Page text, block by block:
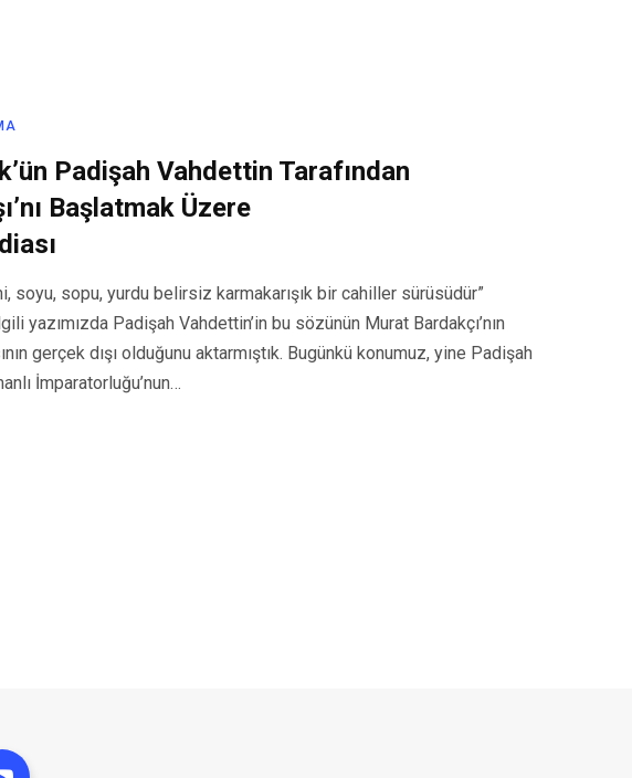
Padişah Vahdettin Tarafından
Başlatmak Üzere
soyu, sopu, yurdu belirsiz karmakarışık bir cahiller sürüsüdür”
yazımızda Padişah Vahdettin’in bu sözünün Murat Bardakçı’nın
gerçek dışı olduğunu aktarmıştık. Bugünkü konumuz, yine Padişah
İmparatorluğu’nun…